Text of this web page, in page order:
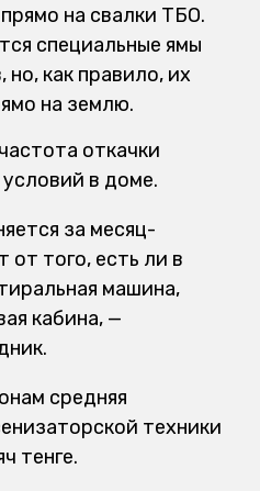
на свалки ТБО.
специальные ямы
как правило, их
на землю.
откачки
в доме.
за месяц-
от того, есть ли в
машина,
кабина, —
средняя
техники
тенге.